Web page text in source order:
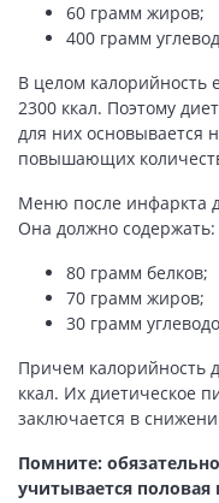
60 грамм жиров;
400 грамм
В целом калорийность
2300 ккал. Поэтому
для них основывается
повышающих
Меню после инфаркта
Она должно содержать:
80 грамм белков;
70 грамм жиров;
30 грамм
Причем калорийность
ккал. Их диетическое
заключается в
Помните:
учитывается